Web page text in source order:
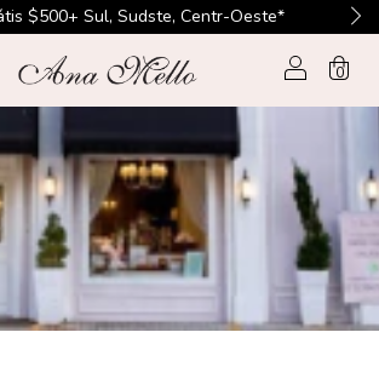
$500+ Sul, Sudste, Centr-Oeste*
0